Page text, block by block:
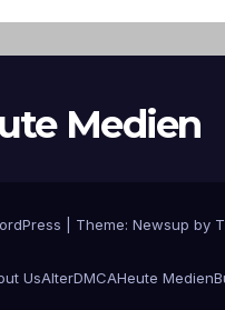
Medien
Theme: Newsup by
UsAlterDMCAHeute Medien